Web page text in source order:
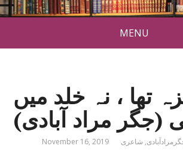
MENU
تھا ، نہ خلد میں
(جگر مراد آبادی)
November 16, 2019 , شاعری